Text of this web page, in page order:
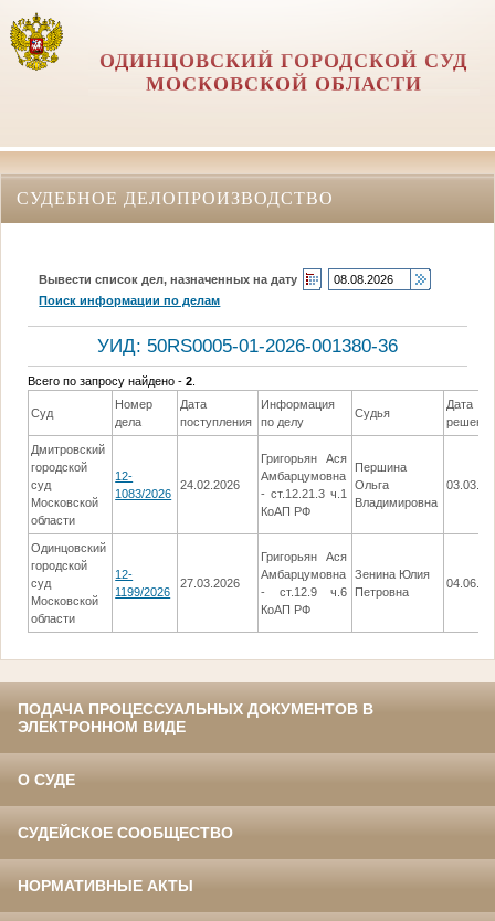
ОДИНЦОВСКИЙ ГОРОДСКОЙ СУД
МОСКОВСКОЙ ОБЛАСТИ
СУДЕБНОЕ ДЕЛОПРОИЗВОДСТВО
Вывести список дел, назначенных на дату
Поиск информации по делам
УИД: 50RS0005-01-2026-001380-36
Всего по запросу найдено -2
Суд
Номер
дела
Дата
поступления
Информация
по делу
Судья
Дата
Дмитровский
городской
суд
Московской
области
12-
1083/2026
24.02.2026
Григорьян Ася
Амбарцумовна
- ст.12.21.3 ч.1
КоАП РФ
Першина
Ольга
Владимировна
Одинцовский
городской
суд
Московской
области
12-
1199/2026
27.03.2026
Григорьян Ася
Амбарцумовна
- ст.12.9 ч.6
КоАП РФ
Зенина Юлия
Петровна
ПОДАЧА ПРОЦЕССУАЛЬНЫХ ДОКУМЕНТОВ В
ЭЛЕКТРОННОМ ВИДЕ
О СУДЕ
СУДЕЙСКОЕ СООБЩЕСТВО
НОРМАТИВНЫЕ АКТЫ